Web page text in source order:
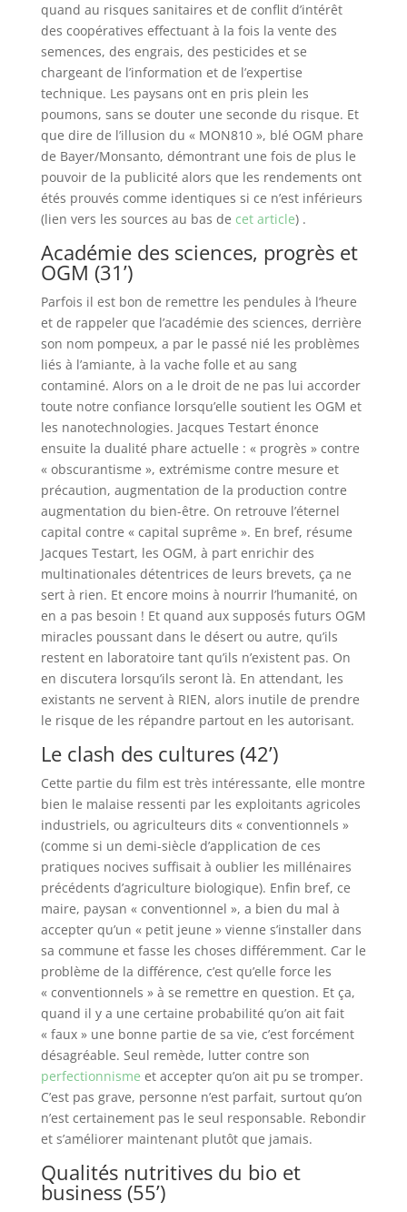
quand au risques sanitaires et de conflit d’intérêt
des coopératives effectuant à la fois la vente des
semences, des engrais, des pesticides et se
chargeant de l’information et de l’expertise
technique. Les paysans ont en pris plein les
poumons, sans se douter une seconde du risque. Et
que dire de l’illusion du « MON810 », blé OGM phare
de Bayer/Monsanto, démontrant une fois de plus le
pouvoir de la publicité alors que les rendements ont
étés prouvés comme identiques si ce n’est inférieurs
(lien vers les sources au bas de cet article) .
Académie des sciences, progrès et
OGM (31’)
Parfois il est bon de remettre les pendules à l’heure
et de rappeler que l’académie des sciences, derrière
son nom pompeux, a par le passé nié les problèmes
liés à l’amiante, à la vache folle et au sang
contaminé. Alors on a le droit de ne pas lui accorder
toute notre confiance lorsqu’elle soutient les OGM et
les nanotechnologies. Jacques Testart énonce
ensuite la dualité phare actuelle : « progrès » contre
« obscurantisme », extrémisme contre mesure et
précaution, augmentation de la production contre
augmentation du bien-être. On retrouve l’éternel
capital contre « capital suprême ». En bref, résume
Jacques Testart, les OGM, à part enrichir des
multinationales détentrices de leurs brevets, ça ne
sert à rien. Et encore moins à nourrir l’humanité, on
en a pas besoin ! Et quand aux supposés futurs OGM
miracles poussant dans le désert ou autre, qu’ils
restent en laboratoire tant qu’ils n’existent pas. On
en discutera lorsqu’ils seront là. En attendant, les
existants ne servent à RIEN, alors inutile de prendre
le risque de les répandre partout en les autorisant.
Le clash des cultures (42’)
Cette partie du film est très intéressante, elle montre
bien le malaise ressenti par les exploitants agricoles
industriels, ou agriculteurs dits « conventionnels »
(comme si un demi-siècle d’application de ces
pratiques nocives suffisait à oublier les millénaires
précédents d’agriculture biologique). Enfin bref, ce
maire, paysan « conventionnel », a bien du mal à
accepter qu’un « petit jeune » vienne s’installer dans
sa commune et fasse les choses différemment. Car le
problème de la différence, c’est qu’elle force les
« conventionnels » à se remettre en question. Et ça,
quand il y a une certaine probabilité qu’on ait fait
« faux » une bonne partie de sa vie, c’est forcément
désagréable. Seul remède, lutter contre son
perfectionnisme et accepter qu’on ait pu se tromper.
C’est pas grave, personne n’est parfait, surtout qu’on
n’est certainement pas le seul responsable. Rebondir
et s’améliorer maintenant plutôt que jamais.
Qualités nutritives du bio et
business (55’)